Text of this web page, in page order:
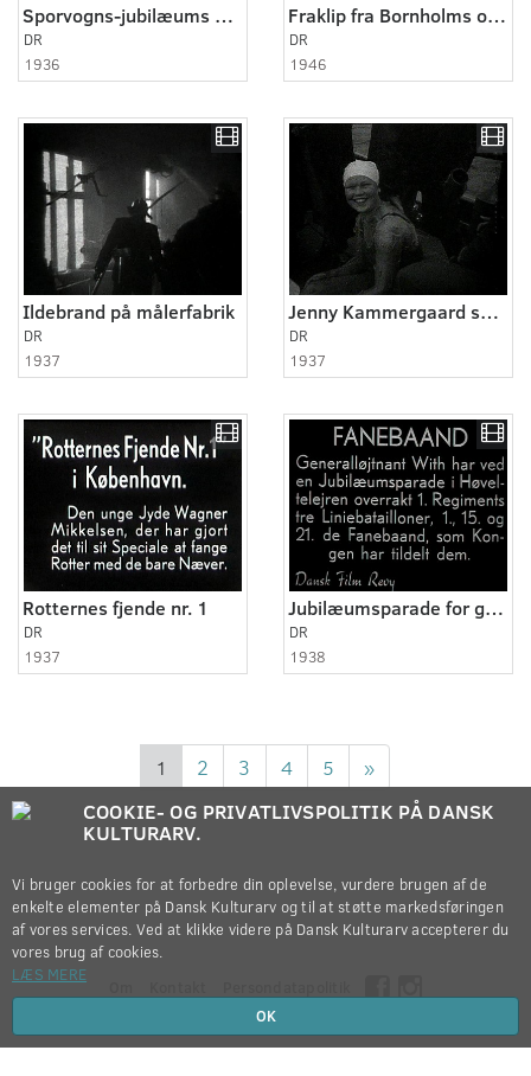
Sporvogns-jubilæums optog
DR
1936
Fraklip fra Bornholms overtagelse
DR
1946
Ildebrand på målerfabrik
DR
1937
Jenny Kammergaard svømmer fra Samsø til Jylland 1
DR
1937
Rotternes fjende nr. 1
DR
1937
Jubilæumsparade for general With
DR
1938
1 2 3 4 5 »
Copyright © 2012-2026
COOKIE- OG PRIVATLIVSPOLITIK PÅ DANSK
KULTURARV.
Vi bruger cookies for at forbedre din oplevelse, vurdere brugen af de
enkelte elementer på Dansk Kulturarv og til at støtte markedsføringen
af vores services. Ved at klikke videre på Dansk Kulturarv accepterer du
vores brug af cookies.
LÆS MERE
OK